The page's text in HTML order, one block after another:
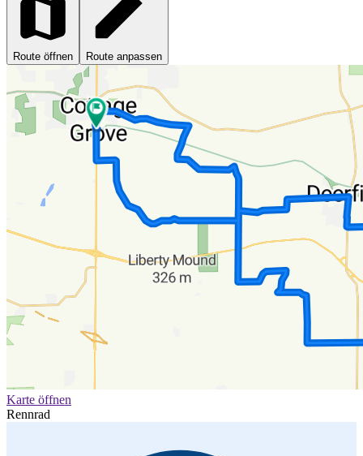
Route öffnen Route anpassen
Karte öffnen
Rennrad